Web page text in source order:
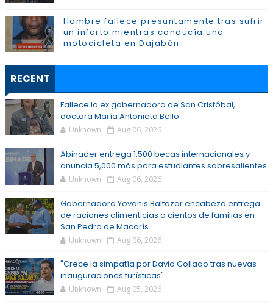
Hombre fallece presuntamente tras sufrir
un infarto mientras conducía una
motocicleta en Dajabón
RECENT
Fallece la ex gobernadora de San Cristóbal,
doctora María Antonieta Bello
Unknown Aug 06, 2026
Abinader entrega 1,500 becas internacionales y
anuncia 5,000 más para estudiantes sobresalientes
Unknown Aug 06, 2026
Gobernadora Yovanis Baltazar encabeza entrega
de raciones alimenticias a cientos de familias en
San Pedro de Macorís
Unknown Aug 06, 2026
"Crece la simpatía por David Collado tras nuevas
inauguraciones turísticas"
Unknown Aug 05, 2026